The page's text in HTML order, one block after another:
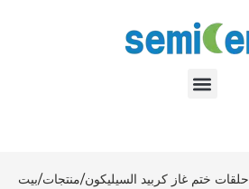
بيت/منتجات/حلقات ختم غاز كربيد السيليكون